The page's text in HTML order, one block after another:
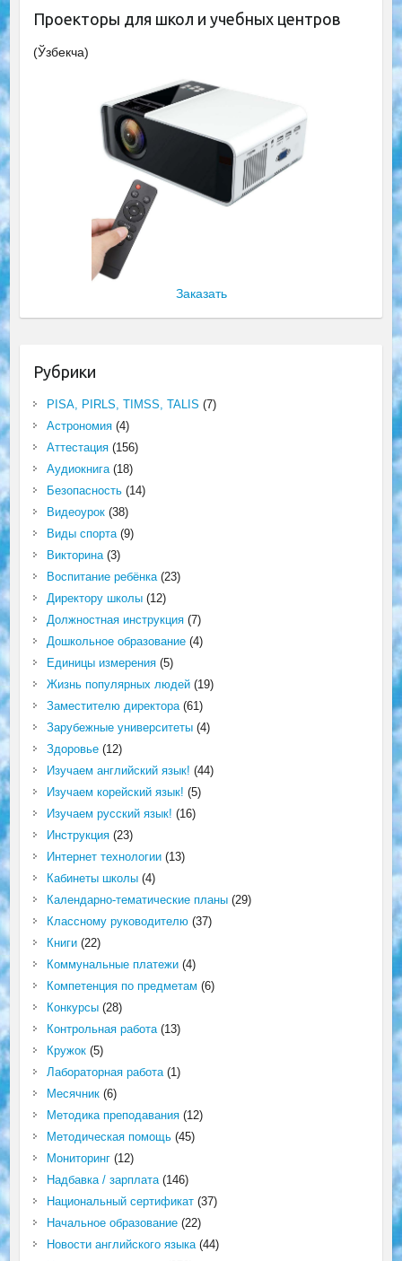
Проекторы для школ и учебных центров
(Ўзбекча)
Заказать
Рубрики
PISA, PIRLS, TIMSS, TALIS (7)
Астрономия(4)
Аттестация(156)
Аудиокнига(18)
Безопасность(14)
Видеоурок(38)
Виды спорта(9)
Викторина(3)
Воспитание ребёнка(23)
Директору школы(12)
Должностная инструкция(7)
Дошкольное образование(4)
Единицы измерения(5)
Жизнь популярных людей(19)
Заместителю директора(61)
Зарубежные университеты(4)
Здоровье(12)
Изучаем английский язык! (44)
Изучаем корейский язык! (5)
Изучаем русский язык! (16)
Инструкция(23)
Интернет технологии(13)
Кабинеты школы(4)
Календарно-тематические планы(29)
Классному руководителю(37)
Книги(22)
Коммунальные платежи(4)
Компетенция по предметам (6)
Конкурсы(28)
Контрольная работа(13)
Кружок(5)
Лабораторная работа(1)
Месячник(6)
Методика преподавания(12)
Методическая помощь(45)
Мониторинг(12)
Надбавка / зарплата(146)
Национальный сертификат(37)
Начальное образование(22)
Новости английского языка(44)